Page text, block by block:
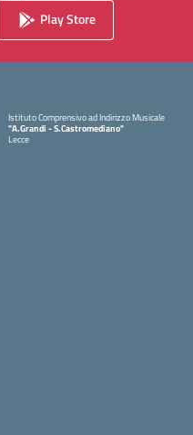
Play Store
Istituto Comprensivo ad Indirizzo Musicale
"A.Grandi - S.Castromediano"
Lecce